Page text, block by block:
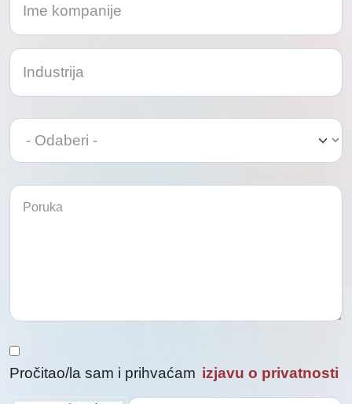
Odaberi
Odaberi
Pročitao/la sam i prihvaćam izjavu o privatnosti